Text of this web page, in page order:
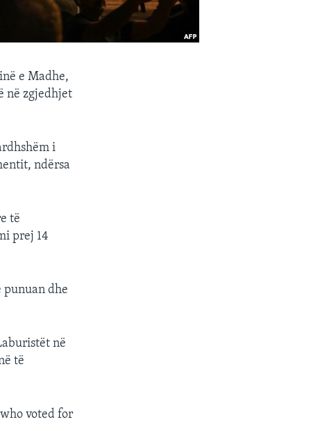
e Madhe,
në zgjedhjet
i
ndërsa
të
prej 14
punuan dhe
në
të
voted for